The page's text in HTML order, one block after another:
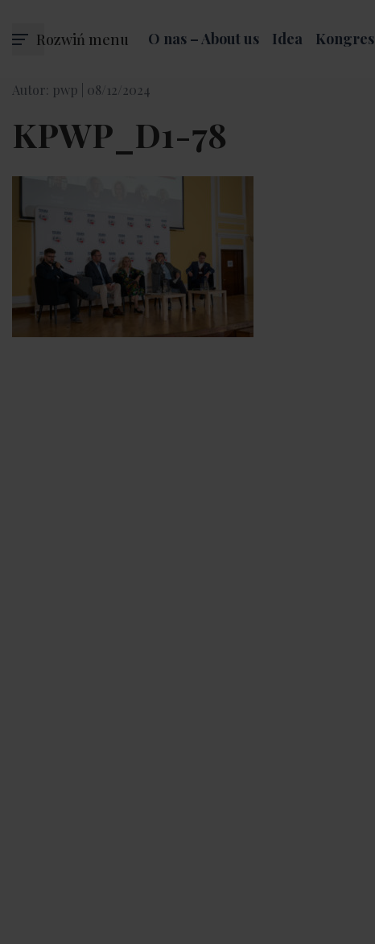
Rozwiń menu O nas – About us Idea Kongres
Autor: pwp | 08/12/2024
KPWP_D1-78